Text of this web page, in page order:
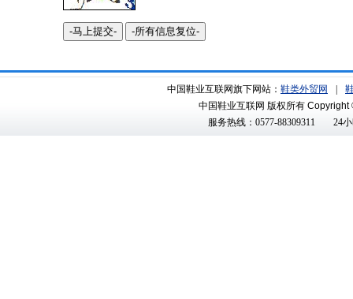
中国鞋业互联网旗下网站： 鞋类外贸网
中国鞋业互联网 版权所有 Copyright
服务热线：0577-88309311
24